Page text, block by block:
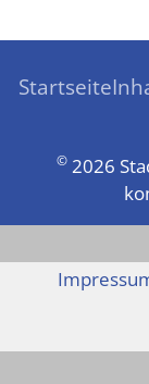
Startseite
© 2026